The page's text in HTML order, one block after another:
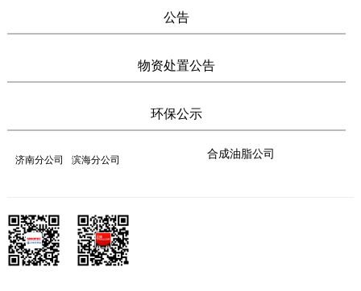
公告
物资处置公告
环保公示
合成油脂公司
济南分公司 滨海分公司